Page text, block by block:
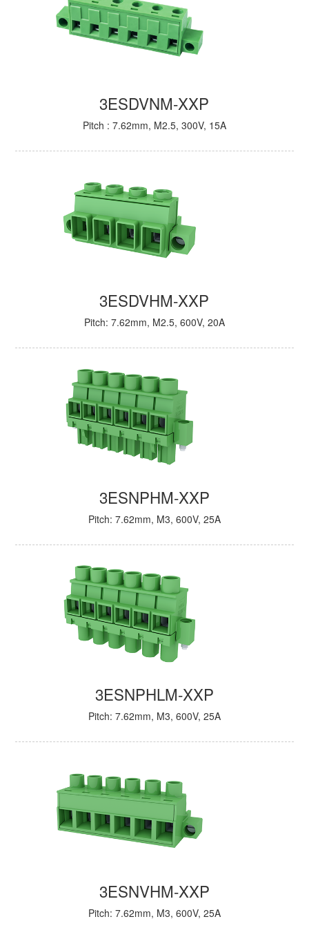
3ESDVNM-XXP
Pitch : 7.62mm, M2.5, 300V, 15A
3ESDVHM-XXP
Pitch: 7.62mm, M2.5, 600V, 20A
3ESNPHM-XXP
Pitch: 7.62mm, M3, 600V, 25A
3ESNPHLM-XXP
Pitch: 7.62mm, M3, 600V, 25A
3ESNVHM-XXP
Pitch: 7.62mm, M3, 600V, 25A